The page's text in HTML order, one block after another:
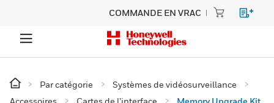
COMMANDE EN VRAC
Par catégorie
Systèmes de vidéosurveillance
Accessoires
Cartes de l’interface Memory Upgrade Kit